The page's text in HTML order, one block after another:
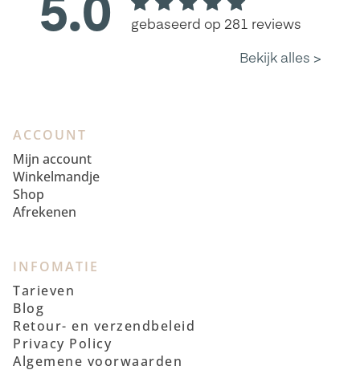
ACCOUNT
Mijn account
Winkelmandje
Shop
Afrekenen
INFOMATIE
Tarieven
Blog
Retour- en verzendbeleid
Privacy Policy
Algemene voorwaarden